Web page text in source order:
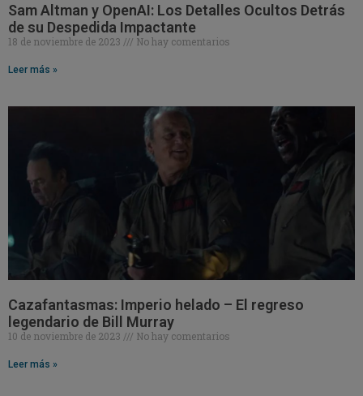
Sam Altman y OpenAI: Los Detalles Ocultos Detrás
de su Despedida Impactante
18 de noviembre de 2023 No hay comentarios
Leer más »
Cazafantasmas: Imperio helado – El regreso
legendario de Bill Murray
10 de noviembre de 2023 No hay comentarios
Leer más »